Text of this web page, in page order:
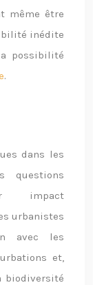
même être
inédite
possibilité
.
dans les
questions
impact
urbanistes
avec les
et,
biodiversité